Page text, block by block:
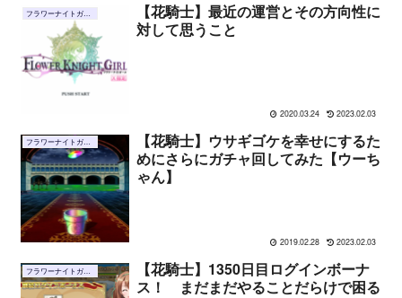
フラワーナイトガール
【花騎士】最近の運営とその方向性に
対して思うこと
2020.03.24 2023.02.03
フラワーナイトガール
【花騎士】ウサギゴケを幸せにするた
めにさらにガチャ回してみた【ウーち
ゃん】
2019.02.28 2023.02.03
フラワーナイトガール
【花騎士】1350日目ログインボーナ
ス！ まだまだやることだらけで困る